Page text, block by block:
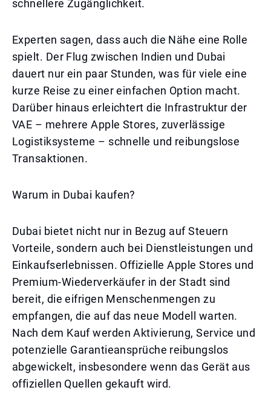
schnellere Zugänglichkeit.
Experten sagen, dass auch die Nähe eine Rolle
spielt. Der Flug zwischen Indien und Dubai
dauert nur ein paar Stunden, was für viele eine
kurze Reise zu einer einfachen Option macht.
Darüber hinaus erleichtert die Infrastruktur der
VAE – mehrere Apple Stores, zuverlässige
Logistiksysteme – schnelle und reibungslose
Transaktionen.
Warum in Dubai kaufen?
Dubai bietet nicht nur in Bezug auf Steuern
Vorteile, sondern auch bei Dienstleistungen und
Einkaufserlebnissen. Offizielle Apple Stores und
Premium-Wiederverkäufer in der Stadt sind
bereit, die eifrigen Menschenmengen zu
empfangen, die auf das neue Modell warten.
Nach dem Kauf werden Aktivierung, Service und
potenzielle Garantieansprüche reibungslos
abgewickelt, insbesondere wenn das Gerät aus
offiziellen Quellen gekauft wird.